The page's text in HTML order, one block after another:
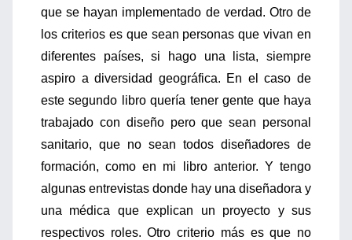
que se hayan implementado de verdad. Otro de
los criterios es que sean personas que vivan en
diferentes países, si hago una lista, siempre
aspiro a diversidad geográfica. En el caso de
este segundo libro quería tener gente que haya
trabajado con diseño pero que sean personal
sanitario, que no sean todos diseñadores de
formación, como en mi libro anterior. Y tengo
algunas entrevistas donde hay una diseñadora y
una médica que explican un proyecto y sus
respectivos roles. Otro criterio más es que no